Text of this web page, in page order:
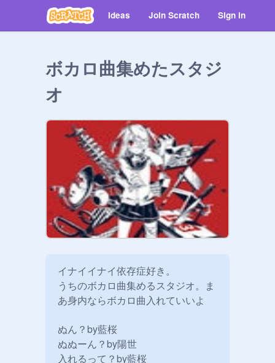
Ideas Join Scratch Sign in
ボカロ曲集めたスタジ
オ
イナイイナイ依存症好き。
うちのボカロ曲集めるスタジオ。ま
あ身内ならボカロ曲入れていいよ
ぬん？by藍桜
ぬぬーん？by陽世
入れるって？by藍桜